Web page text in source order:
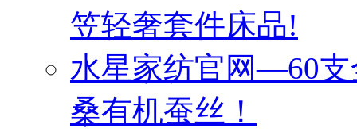
笠轻奢套件床品!
水星家纺官网—60
桑有机蚕丝！